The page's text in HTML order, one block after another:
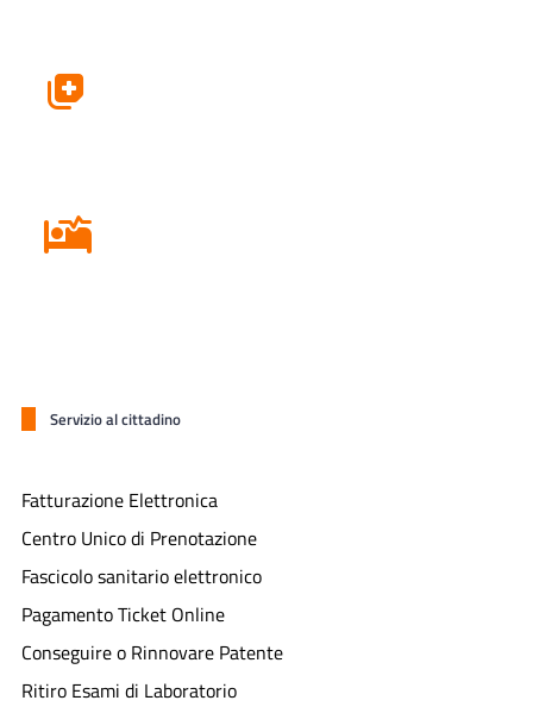
Servizio al cittadino
Fatturazione Elettronica
Centro Unico di Prenotazione
Fascicolo sanitario elettronico
Pagamento Ticket Online
Conseguire o Rinnovare Patente
Ritiro Esami di Laboratorio